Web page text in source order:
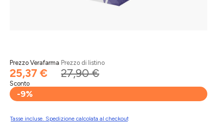
Prezzo Verafarma
25,37 €
Prezzo di listino
27,90 €
Sconto
-9%
Tasse incluse. Spedizione calcolata al checkout